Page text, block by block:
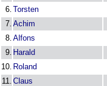
6. Torsten
7. Achim
8. Alfons
9. Harald
10. Roland
11. Claus